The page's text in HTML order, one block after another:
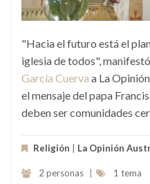
"Hacia el futuro está el
iglesia de todos",
García Cuerva a La
el mensaje del papa
deben ser comunidades
Religión La Opinión
2 personas 1 tema